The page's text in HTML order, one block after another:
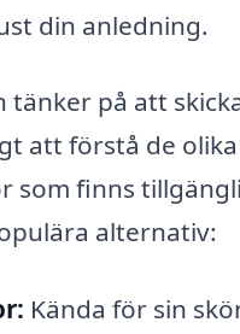
din anledning.
tänker på att
att förstå de
som finns
alternativ:
Kända för sin